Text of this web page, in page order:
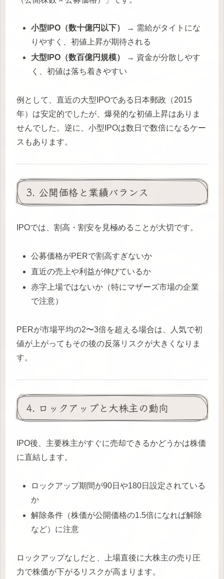
小型IPO（数十億円以下）
→ 需給がタイトにな
りやすく、初値上昇が期待される
大型IPO（数百億円規模）
→ 資金が分散しやす
く、初値は落ち着きやすい
例として、直近の大型IPOである日本郵政（2015
年）は安定的でしたが、爆発的な初値上昇はありま
せんでした。逆に、小型IPOは数日で数倍になるケー
スもあります。
3. 公開価格と業績バランス
IPOでは、割高・割安を見極めることが大切です。
公募価格がPERで割高すぎないか
直近の売上や利益が伸びているか
赤字上場ではないか（特にマザーズ市場の企業
で注意）
PERが市場平均の2〜3倍を超える場合は、人気で初
値が上がってもその後の反落リスクが大きくなりま
す。
4. ロックアップと大株主の動向
IPO後、主要株主がすぐに売却できるかどうかは株価
に直結します。
ロックアップ期間が90日や180日設定されている
か
解除条件（株価が公開価格の1.5倍になれば解除
など）に注意
ロックアップなしだと、上場直後に大株主の売り圧
力で株価が下がるリスクが高まります。